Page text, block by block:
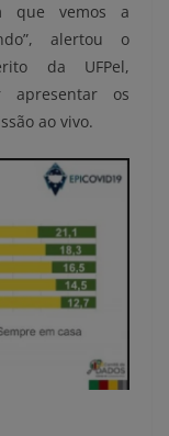
que vemos a
alertou o
da UFPel,
apresentar os
ao vivo.